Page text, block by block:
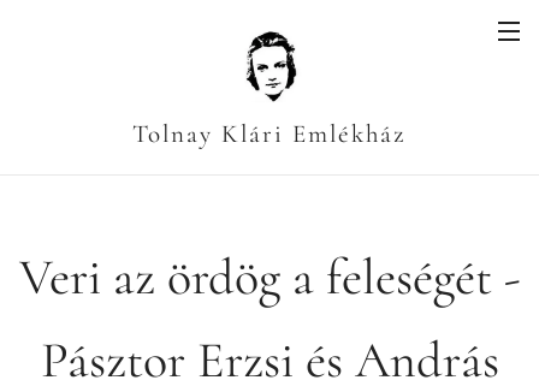
Tolnay Klári Emlékház
Veri az ördög a feleségét -
Pásztor Erzsi és András